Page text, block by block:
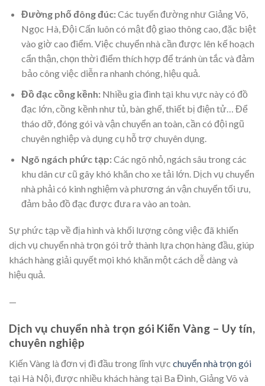
Đường phố đông đúc:Các tuyến đường như Giảng Võ,
Ngọc Hà, Đội Cấn luôn có mật độ giao thông cao, đặc biệt
vào giờ cao điểm. Việc chuyển nhà cần được lên kế hoạch
cẩn thận, chọn thời điểm thích hợp để tránh ùn tắc và đảm
bảo công việc diễn ra nhanh chóng, hiệu quả.
Đồ đạc cồng kềnh:Nhiều gia đình tại khu vực này có đồ
đạc lớn, cồng kềnh như tủ, bàn ghế, thiết bị điện tử… Để
tháo dỡ, đóng gói và vận chuyển an toàn, cần có đội ngũ
chuyên nghiệp và dụng cụ hỗ trợ chuyên dụng.
Ngõ ngách phức tạp:Các ngõ nhỏ, ngách sâu trong các
khu dân cư cũ gây khó khăn cho xe tải lớn. Dịch vụ chuyển
nhà phải có kinh nghiệm và phương án vận chuyển tối ưu,
đảm bảo đồ đạc được đưa ra vào an toàn.
Sự phức tạp về địa hình và khối lượng công việc đã khiến
dịch vụ chuyển nhà trọn gói trở thành lựa chọn hàng đầu, giúp
khách hàng giải quyết mọi khó khăn một cách dễ dàng và
hiệu quả.
—
Dịch vụ chuyển nhà trọn gói Kiến Vàng – Uy tín,
chuyên nghiệp
Kiến Vàng là đơn vị đi đầu trong lĩnh vực chuyển nhà trọn gói
tại Hà Nội, được nhiều khách hàng tại Ba Đình, Giảng Võ và